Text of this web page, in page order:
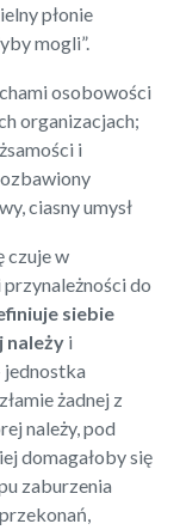
płonie
mogli”.
osobowości
organizacjach;
i
ciasny umysł
czuje w
do
siebie
należy i
jednostka
żadnej z
należy, pod
domagałoby się
zaburzenia